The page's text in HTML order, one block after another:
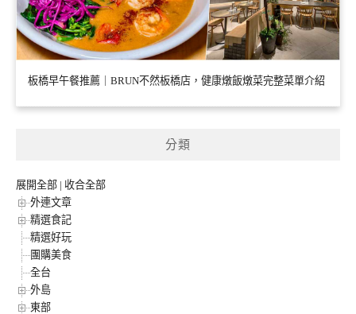
板橋早午餐推薦｜BRUN不然板橋店，健康燉飯燉菜完整菜單介紹
分類
展開全部 | 收合全部
外連文章
精選食記
精選好玩
團購美食
全台
外島
東部